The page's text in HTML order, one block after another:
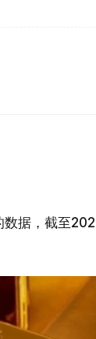
数据，截至